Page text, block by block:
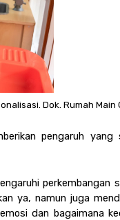
Dok. Rumah Main
pengaruh yang
perkembangan
ya, namun juga
dan bagaimana